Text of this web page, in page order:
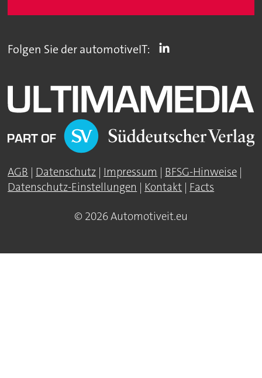
Folgen Sie der automotiveIT:
AGB | Datenschutz | Impressum | BFSG-Hinweise |
Datenschutz-Einstellungen | Kontakt | Facts
© 2026 Automotiveit.eu